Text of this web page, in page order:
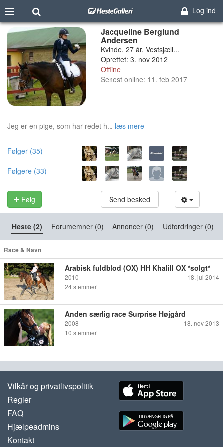
Log ind
Jacqueline Berglund
Andersen
Kvinde, 27 år, Vestsjæll...
Oprettet: 3. nov 2012
Offline
Senest online: 11. feb 2017
Jeg er en pige, som har redet h... læs mere
Følger (35)
Følgere (33)
Følg Send besked
Heste (2) Forumemner (0) Annoncer (0) Udfordringer (0)
Race & Navn
Arabisk fuldblod (OX) HH Khalill OX *solgt*
2010
18. jul 2014
24 stemmer
Anden særlig race Surprise Højgård
2008
18. nov 2013
10 stemmer
Vilkår og privatlivspolitik
Regler
FAQ
Hjælpeadmins
Kontakt